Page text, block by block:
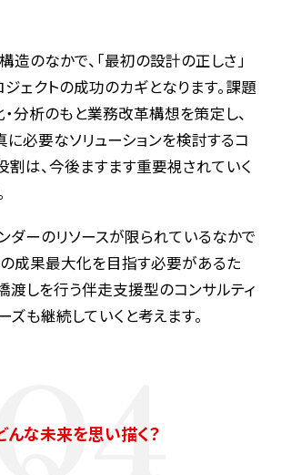
造のなかで、「最初の設計の正しさ」
ェクトの成功のカギとなります。課題
分析のもと業務改革構想を策定し、
に必要なソリューションを検討するコ
割は、今後ますます重要視されていく
ダーのリソースが限られているなかで
成果最大化を目指す必要があるた
渡しを行う伴走支援型のコンサルティ
ズも継続していくと考えます。
んな未来を思い描く？